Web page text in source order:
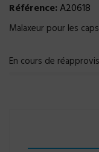
Référence:A20618
Malaxeur pour les
En cours de